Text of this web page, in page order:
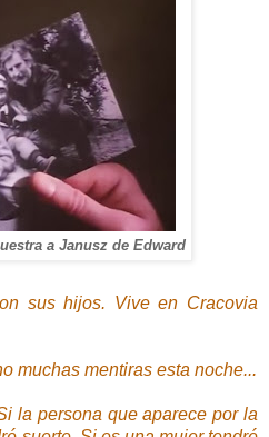
a Janusz de Edward
sus hijos. Vive en Cracovia
muchas mentiras esta noche...
la persona que aparece por la